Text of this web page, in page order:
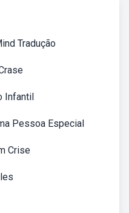
Tradução
Infantil
Pessoa Especial
Crise